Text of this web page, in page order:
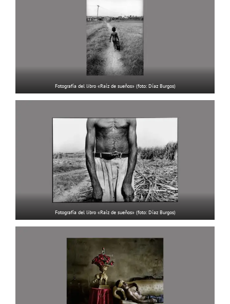
Fotografía del libro «Raíz de sueños» (foto: Díaz Burgos)
Fotografía del libro «Raíz de sueños» (foto: Díaz Burgos)